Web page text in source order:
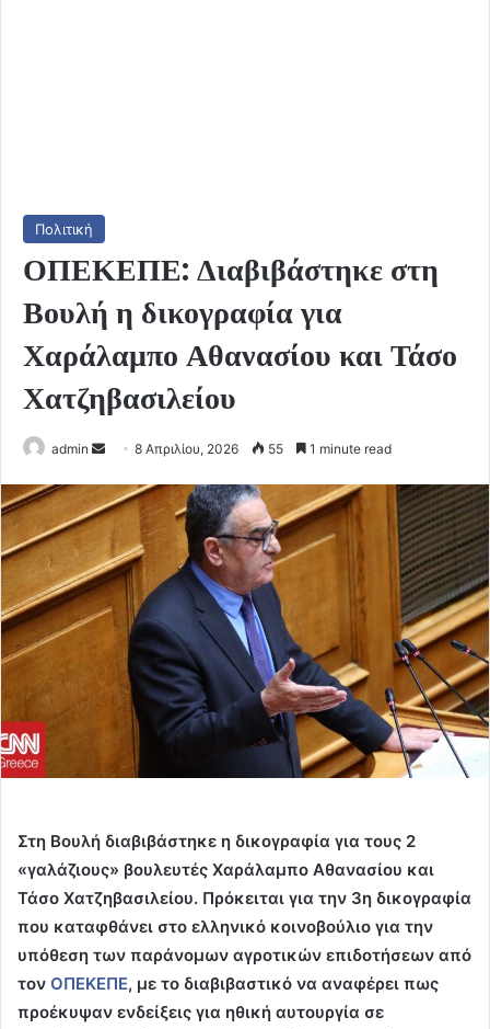
Πολιτική
ΟΠΕΚΕΠΕ: Διαβιβάστηκε στη
Βουλή η δικογραφία για
Χαράλαμπο Αθανασίου και Τάσο
Χατζηβασιλείου
admin
Send
email
8 Απριλίου, 2026 55 1 minute read
Στη Βουλή διαβιβάστηκε η δικογραφία για τους 2
«γαλάζιους» βουλευτές Χαράλαμπο Αθανασίου και
Τάσο Χατζηβασιλείου. Πρόκειται για την 3η δικογραφία
που καταφθάνει στο ελληνικό κοινοβούλιο για την
υπόθεση των παράνομων αγροτικών επιδοτήσεων από
τον ΟΠΕΚΕΠΕ, με το διαβιβαστικό να αναφέρει πως
προέκυψαν ενδείξεις για ηθική αυτουργία σε